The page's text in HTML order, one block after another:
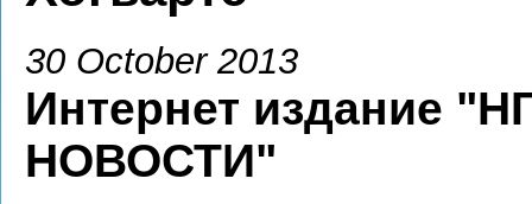
30 October 2013
Интернет издание
НОВОСТИ"